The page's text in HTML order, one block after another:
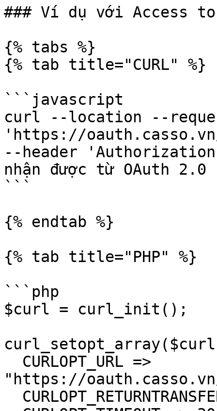
### Ví dụ với Access
{% tabs %}
{% tab title="CURL" %}
```javascript
curl --location --
'https://
--header
nhận được từ OAuth 2.0
```
{% endtab %}
{% tab title="PHP" %}
```php
$curl = curl_init();
"https://